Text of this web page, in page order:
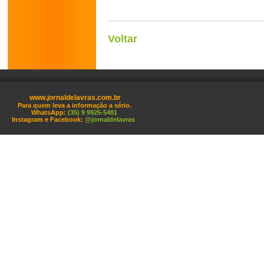
Voltar
www.jornaldelavras.com.br
Para quem leva a informação a sério.
WhatsApp: (35) 9 9925-5481
Instagram e Facebook: @jornaldelavras